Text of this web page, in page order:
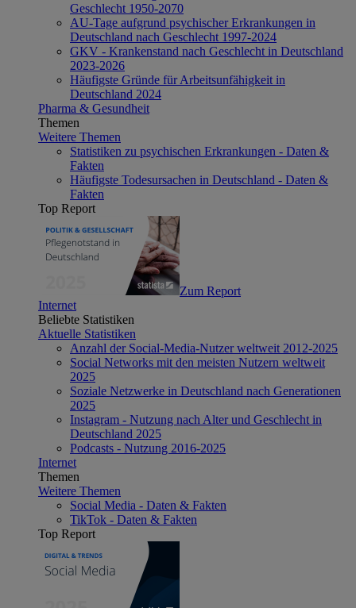
Geschlecht 1950-2070
AU-Tage aufgrund psychischer Erkrankungen in
Deutschland nach Geschlecht 1997-2024
GKV - Krankenstand nach Geschlecht in Deutschland
2023-2026
Häufigste Gründe für Arbeitsunfähigkeit in
Deutschland 2024
Pharma & Gesundheit
Themen
Weitere Themen
Statistiken zu psychischen Erkrankungen - Daten &
Fakten
Häufigste Todesursachen in Deutschland - Daten &
Fakten
Top Report
Zum Report
Internet
Beliebte Statistiken
Aktuelle Statistiken
Anzahl der Social-Media-Nutzer weltweit 2012-2025
Social Networks mit den meisten Nutzern weltweit
2025
Soziale Netzwerke in Deutschland nach Generationen
2025
Instagram - Nutzung nach Alter und Geschlecht in
Deutschland 2025
Podcasts - Nutzung 2016-2025
Internet
Themen
Weitere Themen
Social Media - Daten & Fakten
TikTok - Daten & Fakten
Top Report